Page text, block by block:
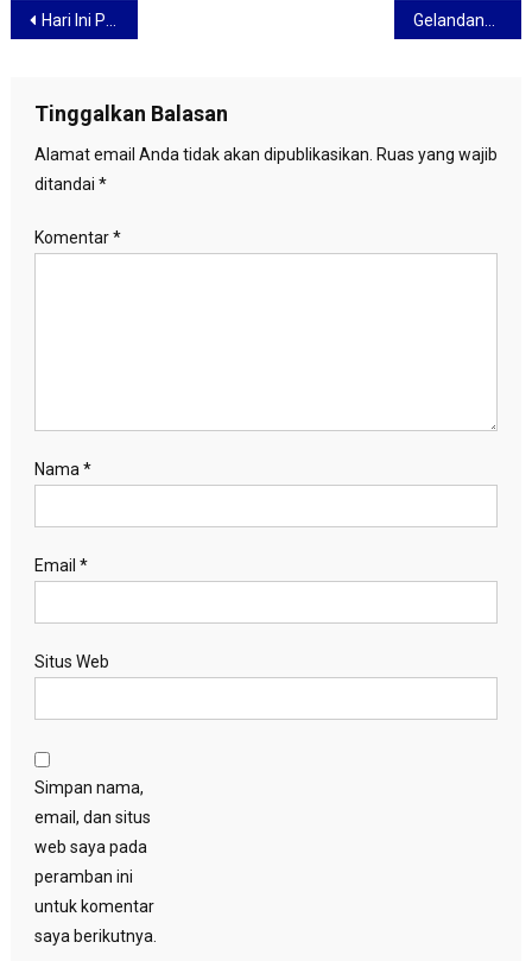
Navigasi
Hari Ini Persib Bandung Diagendakan Kembali Berlatih di Stadion GBLA
Tinggalkan Balasan
Alamat email Anda tidak akan dipublikasikan. Ruas yang wajib
ditandai *
Komentar*
Nama *
Email *
Situs Web
Simpan nama,
email, dan situs
web saya pada
peramban ini
untuk komentar
saya berikutnya.